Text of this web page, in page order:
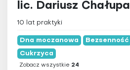
lic. Dariusz Chałupa
10 lat praktyki
Dna moczanowa Bezsenność
Cukrzyca
Zobacz wszystkie 24